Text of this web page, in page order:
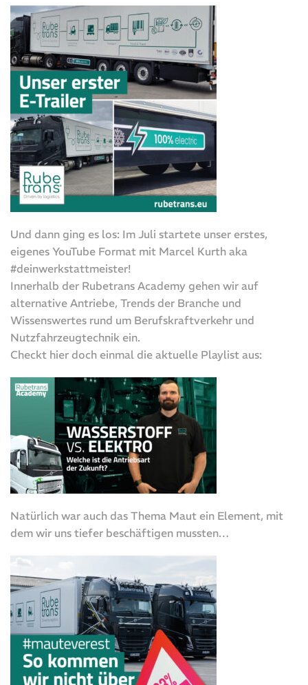
Und dann ging es los: Im Juli startete unser erstes,
eigenes YouTube Format mit Marcel Kurth aka
#deinwerkstattmeister!
Innerhalb der Rubetrans Academy gehen wir auf
alternative Antriebe, Trends der Branche und
Wissenswertes rund um Berufskraftverkehr und
Nutzfahrzeugtechnik ein.
Checkt hier doch einmal die aktuelle Playlist aus:
Natürlich war auch das Thema Maut ein Element, mit
dem wir uns tiefer beschäftigen mussten…